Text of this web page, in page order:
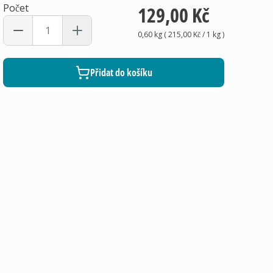
Počet 129,00 Kč
0,60 kg(215,00 Kč/ 1 kg)
Přidat do košíku